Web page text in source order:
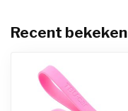
Recent bekeken